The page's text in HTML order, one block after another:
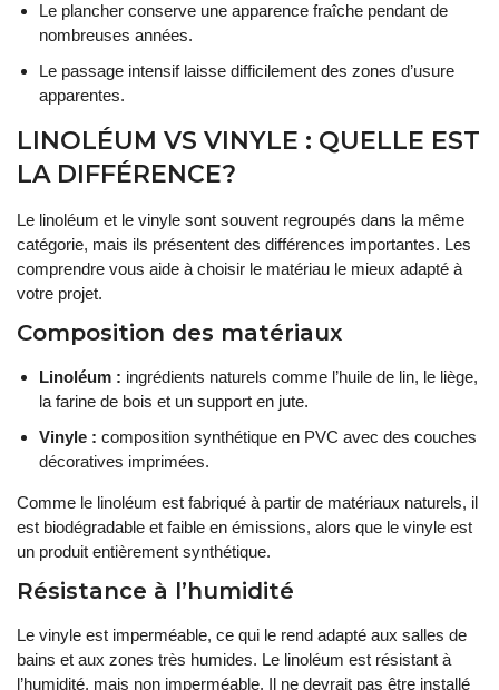
Le plancher conserve une apparence fraîche pendant de
nombreuses années.
Le passage intensif laisse difficilement des zones d’usure
apparentes.
LINOLÉUM VS VINYLE : QUELLE EST
LA DIFFÉRENCE?
Le linoléum et le vinyle sont souvent regroupés dans la même
catégorie, mais ils présentent des différences importantes. Les
comprendre vous aide à choisir le matériau le mieux adapté à
votre projet.
Composition des matériaux
Linoléum : ingrédients naturels comme l’huile de lin, le liège,
la farine de bois et un support en jute.
Vinyle : composition synthétique en PVC avec des couches
décoratives imprimées.
Comme le linoléum est fabriqué à partir de matériaux naturels, il
est biodégradable et faible en émissions, alors que le vinyle est
un produit entièrement synthétique.
Résistance à l’humidité
Le vinyle est imperméable, ce qui le rend adapté aux salles de
bains et aux zones très humides. Le linoléum est résistant à
l’humidité, mais non imperméable. Il ne devrait pas être installé